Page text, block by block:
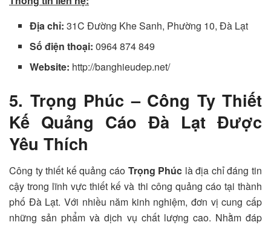
Địa chỉ:31C Đường Khe Sanh, Phường 10, Đà Lạt
Số điện thoại:0964 874 849
Website: http://banghieudep.net/
5. Trọng Phúc – Công Ty Thiết
Kế Quảng Cáo Đà Lạt Được
Yêu Thích
Công ty thiết kế quảng cáo Trọng Phúc là địa chỉ đáng tin
cậy trong lĩnh vực thiết kế và thi công quảng cáo tại thành
phố Đà Lạt. Với nhiều năm kinh nghiệm, đơn vị cung cấp
những sản phẩm và dịch vụ chất lượng cao. Nhằm đáp